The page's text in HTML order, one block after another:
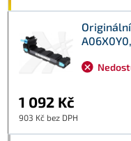
1 092 Kč
903 Kč bez DPH